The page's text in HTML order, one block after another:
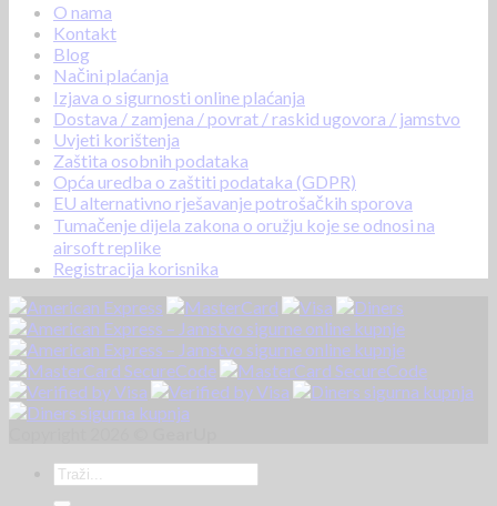
O nama
Kontakt
Blog
Načini plaćanja
Izjava o sigurnosti online plaćanja
Dostava / zamjena / povrat / raskid ugovora / jamstvo
Uvjeti korištenja
Zaštita osobnih podataka
Opća uredba o zaštiti podataka (GDPR)
EU alternativno rješavanje potrošačkih sporova
Tumačenje dijela zakona o oružju koje se odnosi na
airsoft replike
Registracija korisnika